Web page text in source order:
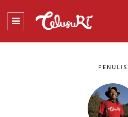
PENULIS